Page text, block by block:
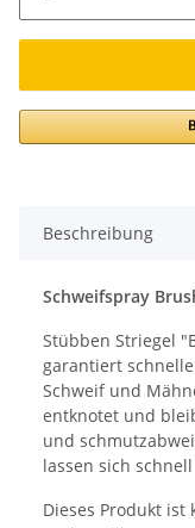
Beschreibung
Schweifspray
Stübben Striegel
garantiert
Schweif und
entknotet und
und
lassen sich
Dieses Produkt ist